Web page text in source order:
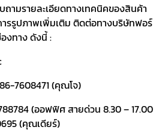
ามรายละเอียดทางเทคนิคของสินค้า
รรูปภาพเพิ่มเติม ติดต่อทางบริษัทฟอร์
งทาง ดังนี้ :
7608471 (คุณโจ)
(ออฟฟิศ สายด่วน 8.30 – 17.00
(คุณเดียร์)